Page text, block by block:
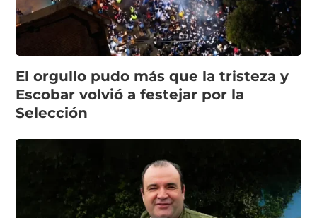
El orgullo pudo más que la tristeza y
Escobar volvió a festejar por la
Selección